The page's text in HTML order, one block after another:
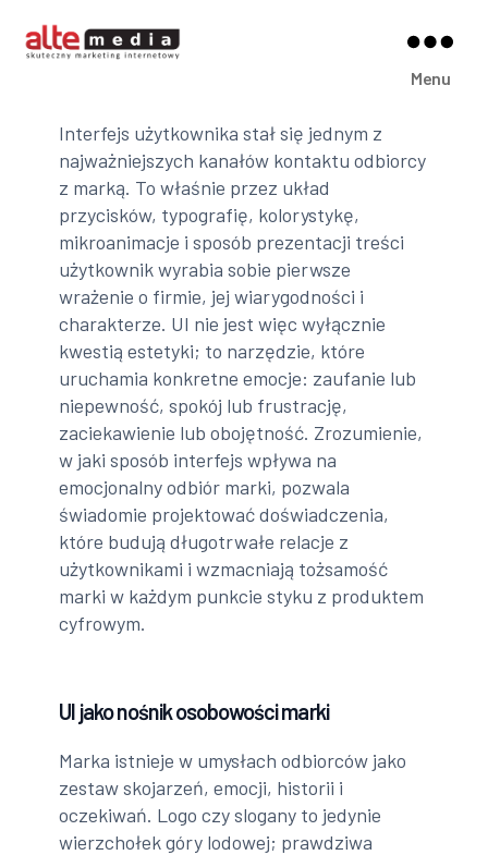
Media
Menu
Interfejs użytkownika stał się jednym z
najważniejszych kanałów kontaktu odbiorcy
z marką. To właśnie przez układ
przycisków, typografię, kolorystykę,
mikroanimacje i sposób prezentacji treści
użytkownik wyrabia sobie pierwsze
wrażenie o firmie, jej wiarygodności i
charakterze. UI nie jest więc wyłącznie
kwestią estetyki; to narzędzie, które
uruchamia konkretne emocje: zaufanie lub
niepewność, spokój lub frustrację,
zaciekawienie lub obojętność. Zrozumienie,
w jaki sposób interfejs wpływa na
emocjonalny odbiór marki, pozwala
świadomie projektować doświadczenia,
które budują długotrwałe relacje z
użytkownikami i wzmacniają tożsamość
marki w każdym punkcie styku z produktem
cyfrowym.
UI jako nośnik osobowości marki
Marka istnieje w umysłach odbiorców jako
zestaw skojarzeń, emocji, historii i
oczekiwań. Logo czy slogany to jedynie
wierzchołek góry lodowej; prawdziwa